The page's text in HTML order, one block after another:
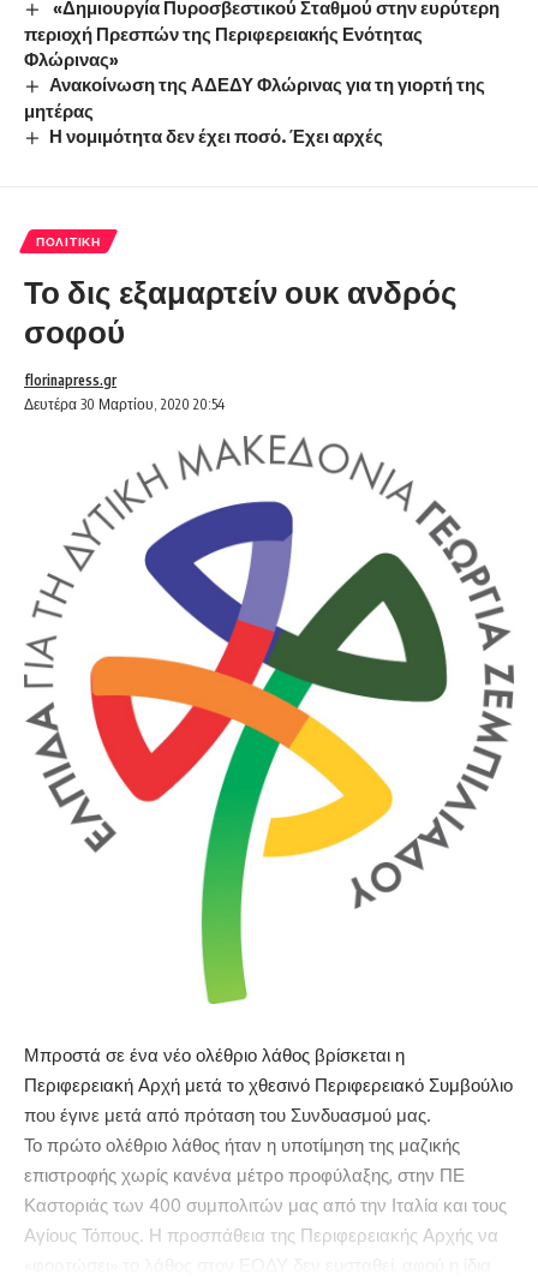
«Δημιουργία Πυροσβεστικού Σταθμού στην ευρύτερη
περιοχή Πρεσπών της Περιφερειακής Ενότητας
Φλώρινας»
Ανακοίνωση της ΑΔΕΔΥ Φλώρινας για τη γιορτή της
μητέρας
Η νομιμότητα δεν έχει ποσό. Έχει αρχές
ΠΟΛΙΤΙΚΉ
Το δις εξαμαρτείν ουκ ανδρός
σοφού
Δευτέρα 30 Μαρτίου, 2020 20:54
florinapress.gr
Μπροστά σε ένα νέο ολέθριο λάθος βρίσκεται η
Περιφερειακή Αρχή μετά το χθεσινό Περιφερειακό Συμβούλιο
που έγινε μετά από πρόταση του Συνδυασμού μας.
Το πρώτο ολέθριο λάθος ήταν η υποτίμηση της μαζικής
επιστροφής χωρίς κανένα μέτρο προφύλαξης, στην ΠΕ
Καστοριάς των 400 συμπολιτών μας από την Ιταλία και τους
Αγίους Τόπους. Η προσπάθεια της Περιφερειακής Αρχής να